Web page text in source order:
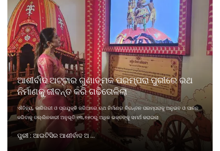
ଆଶୀର୍ବାଦ ଅଟ୍ଟାର ଗୁଣାତ୍ମକ ପରମ୍ପରା ପୁରୀରେ ରଥ
ନିର୍ମାଣକୁ ଜୀବନ୍ତ କରି ଗଢିତୋଳିଲା
ଐତିହ୍ୟ, କାରିଗରୀ ଓ ପ୍ରଯୁକ୍ତି ଜରିଆରେ ଋଥ ନିର୍ମାଣର ଚିରନ୍ତନ ପରମ୍ପରାକୁ ଅନୁଭବ ଓ ପାଳନ
କରିବାକୁ ତଲ୍ଲିନକାରୀ ଅନୁଭୂତି ୧୩,୭୫୦ରୁ ଅଧିକ ଭକ୍ତଙ୍କୁ ସମର୍ଥ କରାଇଲା
ପୁରୀ : ଆଇଟିସିର ଆଶୀର୍ବାଦ ଅ ...